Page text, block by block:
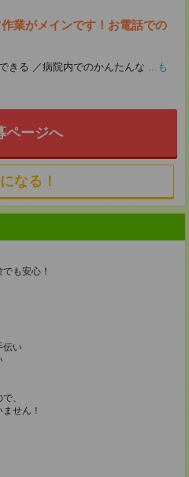
業がメインです！お電話での
きる ／病院内でのかんたんな ...も
ページへ
なる！
も安心！
伝い
、
せん！